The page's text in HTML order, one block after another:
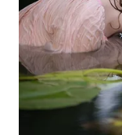
WN
LABUHANBATU
WN
TAPANULI
TENGAH